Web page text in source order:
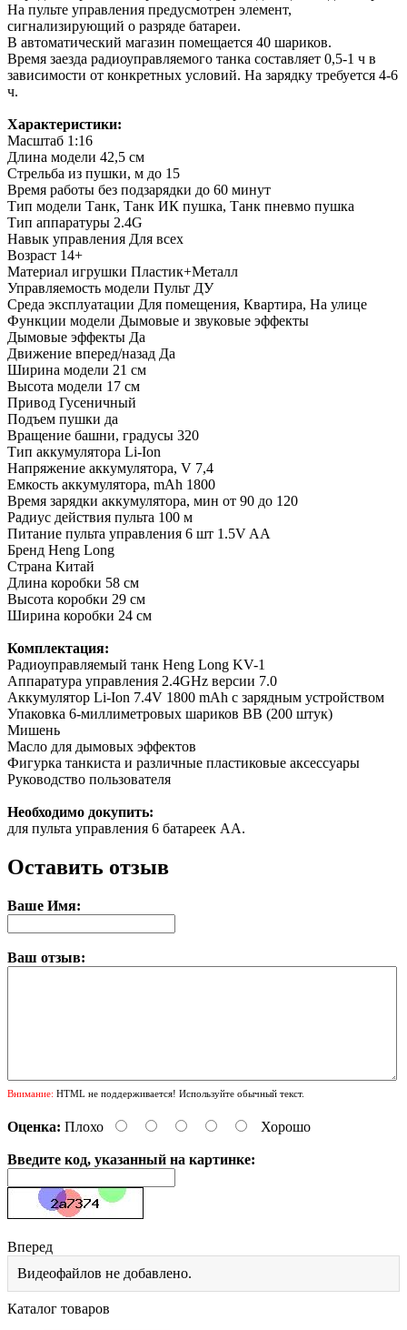
На пульте управления предусмотрен элемент,
сигнализирующий о разряде батареи.
В автоматический магазин помещается 40 шариков.
Время заезда радиоуправляемого танка составляет 0,5-1 ч в
зависимости от конкретных условий. На зарядку требуется 4-6
ч.
Характеристики:
Масштаб 1:16
Длина модели 42,5 см
Стрельба из пушки, м до 15
Время работы без подзарядки до 60 минут
Тип модели Танк, Танк ИК пушка, Танк пневмо пушка
Тип аппаратуры 2.4G
Навык управления Для всех
Возраст 14+
Материал игрушки Пластик+Металл
Управляемость модели Пульт ДУ
Среда эксплуатации Для помещения, Квартира, На улице
Функции модели Дымовые и звуковые эффекты
Дымовые эффекты Да
Движение вперед/назад Да
Ширина модели 21 см
Высота модели 17 см
Привод Гусеничный
Подъем пушки да
Вращение башни, градусы 320
Тип аккумулятора Li-Ion
Напряжение аккумулятора, V 7,4
Емкость аккумулятора, mAh 1800
Время зарядки аккумулятора, мин от 90 до 120
Радиус действия пульта 100 м
Питание пульта управления 6 шт 1.5V AA
Бренд Heng Long
Страна Китай
Длина коробки 58 см
Высота коробки 29 см
Ширина коробки 24 см
Комплектация:
Радиоуправляемый танк Heng Long KV-1
Аппаратура управления 2.4GHz версии 7.0
Аккумулятор Li-Ion 7.4V 1800 mAh с зарядным устройством
Упаковка 6-миллиметровых шариков ВВ (200 штук)
Мишень
Масло для дымовых эффектов
Фигурка танкиста и различные пластиковые аксессуары
Руководство пользователя
Необходимо докупить:
для пульта управления 6 батареек АА.
Оставить отзыв
Ваше Имя:
Ваш отзыв:
Внимание: HTML не поддерживается! Используйте обычный текст.
Оценка: Плохо Хорошо
Введите код, указанный на картинке:
Вперед
Видеофайлов не добавлено.
Каталог товаров